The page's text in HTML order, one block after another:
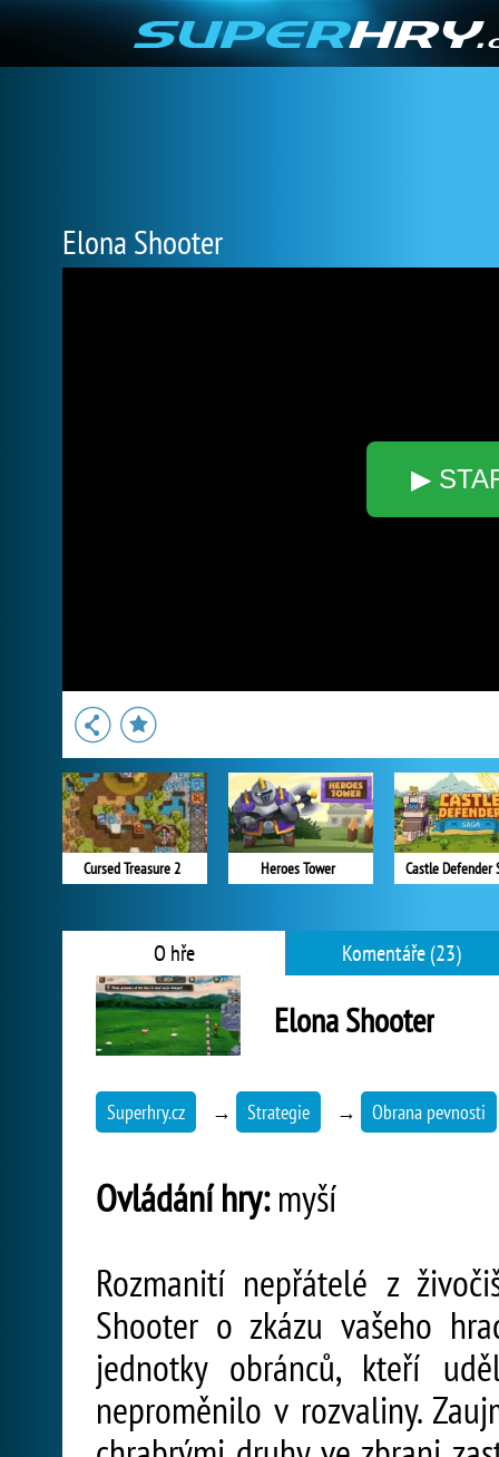
Elona Shooter
▶
Cursed Treasure 2 Heroes Tower Castle Defender
O hře Komentáře (23)
Elona Shooter
Superhry.cz → Strategie → Obrana pevnosti
Ovládání hry:myší
Rozmanití nepřátelé z
Shooter o zkázu vašeho
jednotky obránců, kteří
neproměnilo v rozvaliny.